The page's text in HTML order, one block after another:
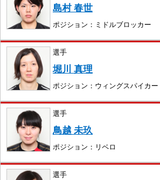
島村 春世
ポジション：ミドルブロッカー
選手
堀川 真理
ポジション：ウィングスパイカー
選手
鳥越 未玖
ポジション：リベロ
選手